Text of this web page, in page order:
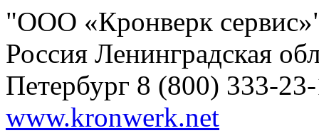
"ООО «Кронверк
Россия Ленинградская
Петербург 8 (800) 333-
www.kronwerk.net